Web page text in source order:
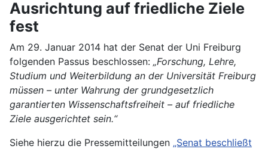
Ausrichtung auf friedliche Ziele
fest
Am 29. Januar 2014 hat der Senat der Uni Freiburg
folgenden Passus beschlossen: „Forschung, Lehre,
Studium und Weiterbildung an der Universität Freiburg
müssen – unter Wahrung der grundgesetzlich
garantierten Wissenschaftsfreiheit – auf friedliche
Ziele ausgerichtet sein.“
Siehe hierzu die Pressemitteilungen „Senat beschließt